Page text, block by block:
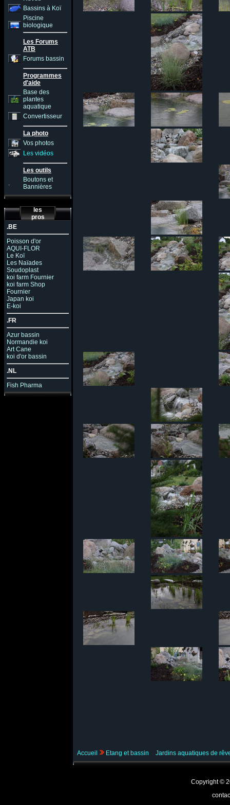
Bassins à Koï
Piscine
biologique
Les Forums
ATB
Forums bassin
Programmes
d'aide
Base des
plantes
aquatique
Convertisseur
La photo
Vos photos
Les vidéos
Les outils
.
Boutons et
Bannières
les
pros
.BE
Poisson d'or
AQUI-FLOR
Le Koï
Les Naïades
Soudoplast
koi farm Fournier
koi farm Shop
Fournier
Japan koi
E-koi
.FR
Azur bassin
Normandie koi
Art Cane
koi d'or bassin
.NL
Fish Pharma
Accueil Etang et bassin Jardins aquatiques de
Copyright ©